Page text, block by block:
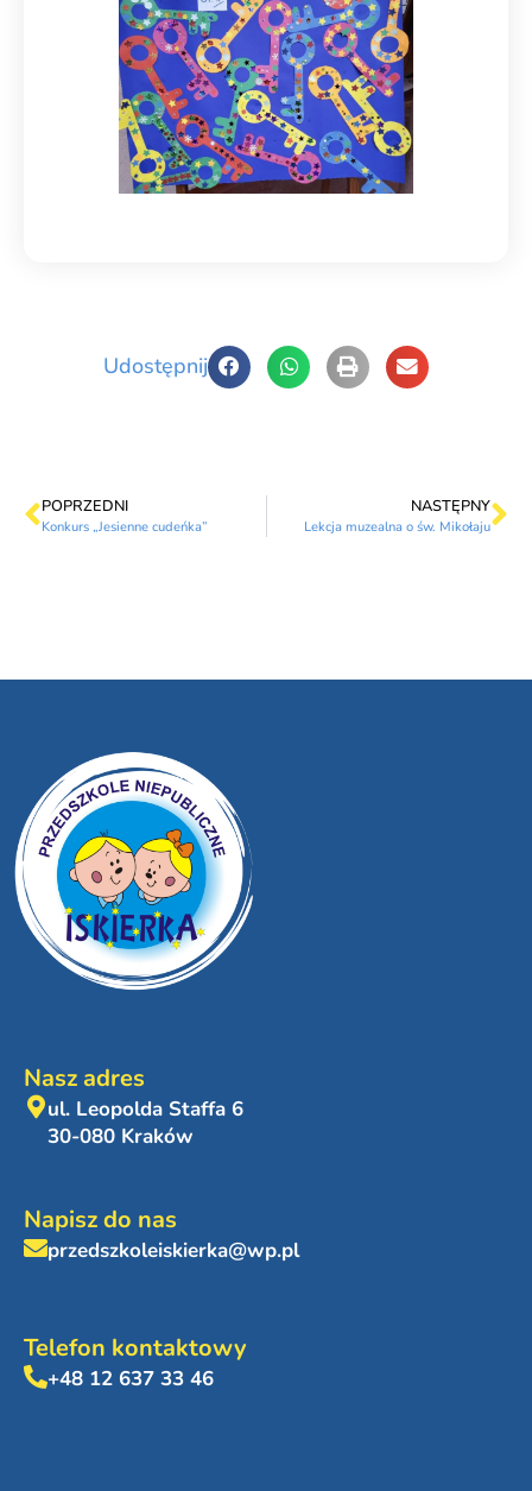
Udostępnij
POPRZEDNI
Konkurs „Jesienne cudeńka”
NASTĘPNY
Lekcja muzealna o św. Mikołaju
Nasz adres
ul. Leopolda Staffa 6
30-080 Kraków
Napisz do nas
przedszkoleiskierka@wp.pl
Telefon kontaktowy
+48 12 637 33 46